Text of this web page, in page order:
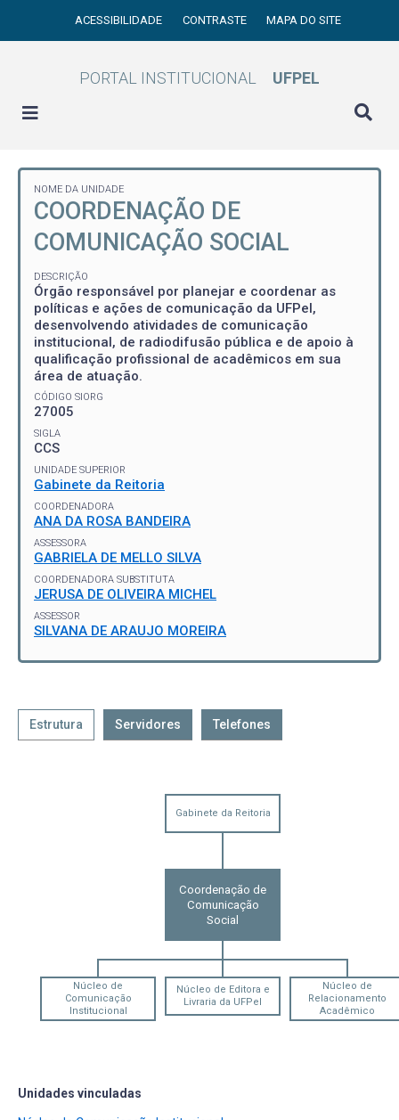
ACESSIBILIDADE CONTRASTE MAPA DO SITE
PORTAL INSTITUCIONAL UFPEL
NOME DA UNIDADE
COORDENAÇÃO DE
COMUNICAÇÃO SOCIAL
DESCRIÇÃO
Órgão responsável por planejar e coordenar as
políticas e ações de comunicação da UFPel,
desenvolvendo atividades de comunicação
institucional, de radiodifusão pública e de apoio à
qualificação profissional de acadêmicos em sua
área de atuação.
CÓDIGO SIORG
27005
SIGLA
CCS
UNIDADE SUPERIOR
Gabinete da Reitoria
COORDENADORA
ANA DA ROSA BANDEIRA
ASSESSORA
GABRIELA DE MELLO SILVA
COORDENADORA SUBSTITUTA
JERUSA DE OLIVEIRA MICHEL
ASSESSOR
SILVANA DE ARAUJO MOREIRA
Estrutura Servidores Telefones
Gabinete da Reitoria
Coordenação de
Comunicação
Social
Núcleo de
Comunicação
Institucional
Núcleo de Editora e
Livraria da UFPel
Núcleo de
Relacionamento
Acadêmico
Unidades vinculadas